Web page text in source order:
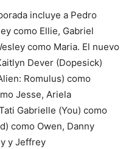
incluye a Pedro
como Ellie, Gabriel
como Maria. El nuevo
Dever (Dopesick)
Romulus) como
Jesse, Ariela
Gabrielle (You) como
como Owen, Danny
y Jeffrey